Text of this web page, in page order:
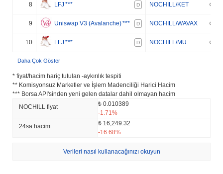
8 LFJ*** D NOCHILL/KET
9 Uniswap V3 (Avalanche)*** D NOCHILL/WAVAX
10 LFJ*** D NOCHILL/MU
Daha Çok Göster
* fiyat/hacim hariç tutulan -aykırılık tespiti
** Komisyonsuz Marketler ve İşlem Madenciliği Harici Hacim
*** Borsa API'sinden yeni gelen datalar dahil olmayan hacim
NOCHILL fiyat
₺ 0.010389
-1.71%
24sa hacim
₺ 16,249.32
-16.68%
Verileri nasıl kullanacağınızı okuyun